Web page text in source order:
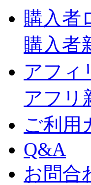
購入者
購入者
アフィ
アフリ
ご利用
Q&A
お問合